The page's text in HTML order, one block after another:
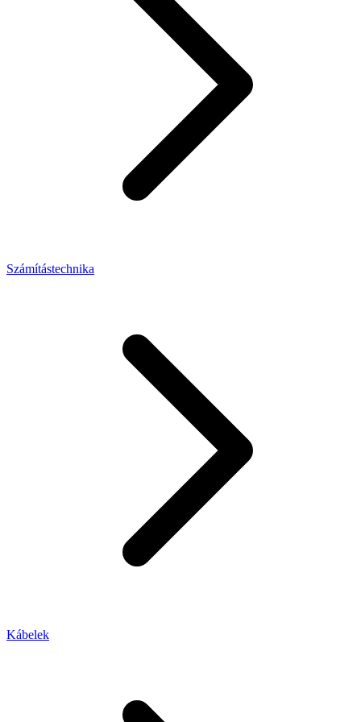
Számítástechnika
Kábelek